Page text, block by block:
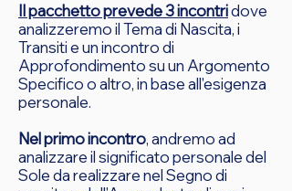
Il pacchetto prevede 3 incontridove
analizzeremo il Tema di Nascita, i
Transiti e un incontro di
Approfondimento su un Argomento
Specifico o altro, in base all'esigenza
personale.
Nel primo incontro, andremo ad
analizzare il significato personale del
Sole da realizzare nel Segno di